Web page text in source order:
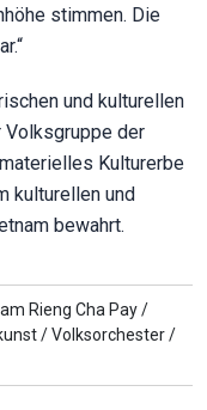
stimmen. Die
und kulturellen
Volksgruppe der
Kulturerbe
kulturellen und
bewahrt.
Rieng Cha Pay /
/Volksorchester /